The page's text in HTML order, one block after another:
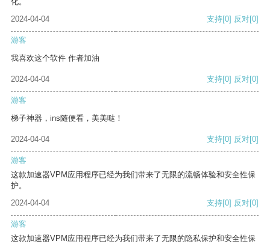
2024-04-04
支持[0] 反对[0]
游客
我喜欢这个软件 作者加油
2024-04-04 支持[0] 反对[0]
游客
梯子神器，ins随便看，美美哒！
2024-04-04 支持[0] 反对[0]
游客
这款加速器VPM应用程序已经为我们带来了无限的流畅体验和安全性保
护。
2024-04-04
支持[0] 反对[0]
游客
这款加速器VPM应用程序已经为我们带来了无限的隐私保护和安全性保